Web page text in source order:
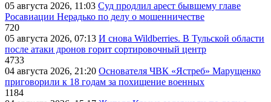
05 августа 2026, 11:03 Суд продлил арест бывшему главе
Росавиации Нерадько по делу о мошенничестве
720
05 августа 2026, 07:13 И снова Wildberries. В Тульской области
после атаки дронов горит сортировочный центр
4733
04 августа 2026, 21:20 Основателя ЧВК «Ястреб» Марущенко
приговорили к 18 годам за похищение военных
1184